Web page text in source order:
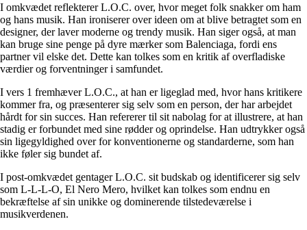
I omkvædet reflekterer L.O.C. over, hvor meget folk snakker om ham
og hans musik. Han ironiserer over ideen om at blive betragtet som en
designer, der laver moderne og trendy musik. Han siger også, at man
kan bruge sine penge på dyre mærker som Balenciaga, fordi ens
partner vil elske det. Dette kan tolkes som en kritik af overfladiske
værdier og forventninger i samfundet.
I vers 1 fremhæver L.O.C., at han er ligeglad med, hvor hans kritikere
kommer fra, og præsenterer sig selv som en person, der har arbejdet
hårdt for sin succes. Han refererer til sit nabolag for at illustrere, at han
stadig er forbundet med sine rødder og oprindelse. Han udtrykker også
sin ligegyldighed over for konventionerne og standarderne, som han
ikke føler sig bundet af.
I post-omkvædet gentager L.O.C. sit budskab og identificerer sig selv
som L-L-L-O, El Nero Mero, hvilket kan tolkes som endnu en
bekræftelse af sin unikke og dominerende tilstedeværelse i
musikverdenen.